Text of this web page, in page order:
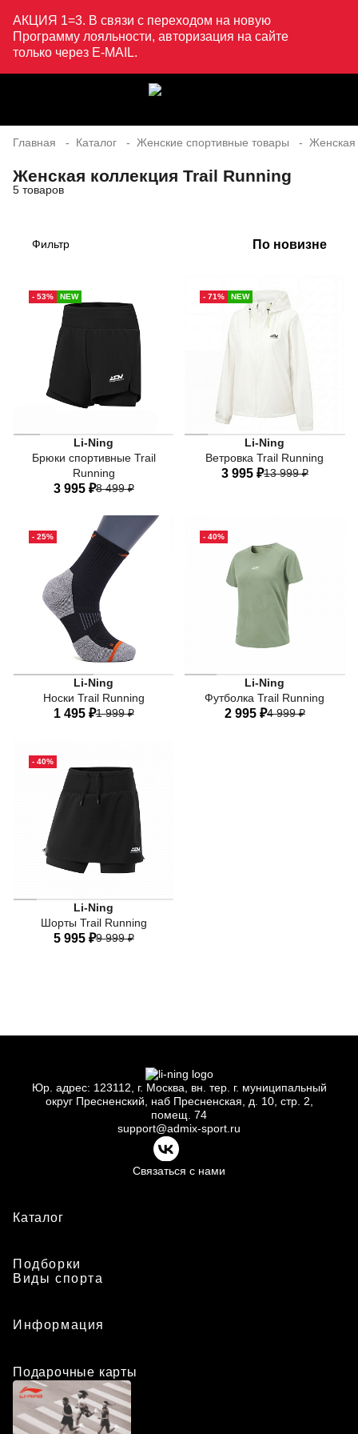
АКЦИЯ 1=3. В связи с переходом на новую
Программу лояльности, авторизация на сайте
только через E-MAIL.
Главная Каталог Женские спортивные товары
Женская коллекция Trail Running
5 товаров
Фильтр По новизне
- 53% NEW
Li-Ning
Брюки спортивные Trail
Running
Женские беговые шорты Li-Ning из коллекции Trail
3 995 ₽8 499 ₽
40 44
48
50
- 71% NEW
Li-Ning
Ветровка Trail Running
Женская ветровка Li-Ning
3 995 ₽13 999 ₽
- 25%
Li-Ning
Носки Trail Running
Полиамид 84%, эластан 7.7%, целлюлозный материал
1 495 ₽1 999 ₽
41-44
- 40%
Li-Ning
Футболка Trail Running
2 995 ₽4 999 ₽
- 40%
Li-Ning
Шорты Trail Running
5 995 ₽9 999 ₽
Юр. адрес: 123112, г. Москва, вн. тер. г. муниципальный
округ Пресненский, наб Пресненская, д.
10, стр. 2,
помещ. 74
support@admix-sport.ru
Связаться с нами
Каталог
Подборки
Виды спорта
Информация
Подарочные карты